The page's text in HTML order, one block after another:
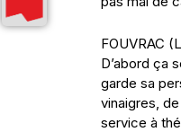
FOUVRAC
D’abord ça
garde sa
vinaigres,
service à